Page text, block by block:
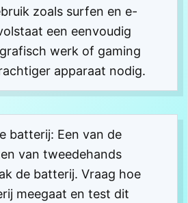
zoals surfen en e-
een eenvoudig
werk of gaming
apparaat nodig.
batterij: Een van de
van tweedehands
de batterij. Vraag hoe
meegaat en test dit